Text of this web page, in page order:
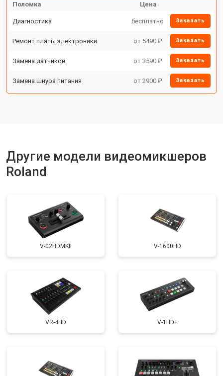
Поломка Цена
Диагностика бесплатно Заказать
Ремонт платы электроники от 5490 ₽ Заказать
Замена датчиков от 3590 ₽ Заказать
Замена шнура питания от 2900 ₽ Заказать
Другие модели видеомикшеров
Roland
V-02HDMKII V-1600HD
VR-4HD V-1HD+